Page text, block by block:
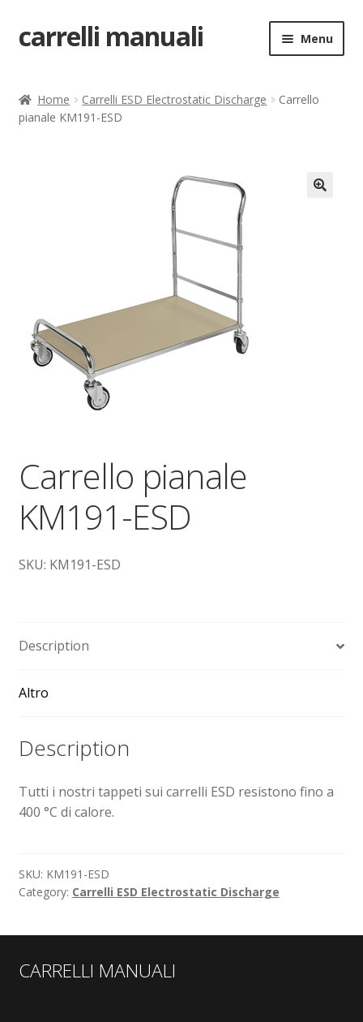
Vai
alla
Vai
al
carrelli manuali Menu
Carrello
costruttori
Dove siamo
Il mio account
Ordini
Sollevatori elettrici manuali timonati
Spedizioni
Home Carrelli ESD Electrostatic Discharge
Carrello
pianale KM191-ESD
Carrello pianale
KM191-ESD
SKU: KM191-ESD
Description
Altro
Description
Tutti i nostri tappeti sui carrelli ESD resistono fino a
400 °C di calore.
SKU: KM191-ESD
Category: Carrelli ESD Electrostatic Discharge
CARRELLI MANUALI